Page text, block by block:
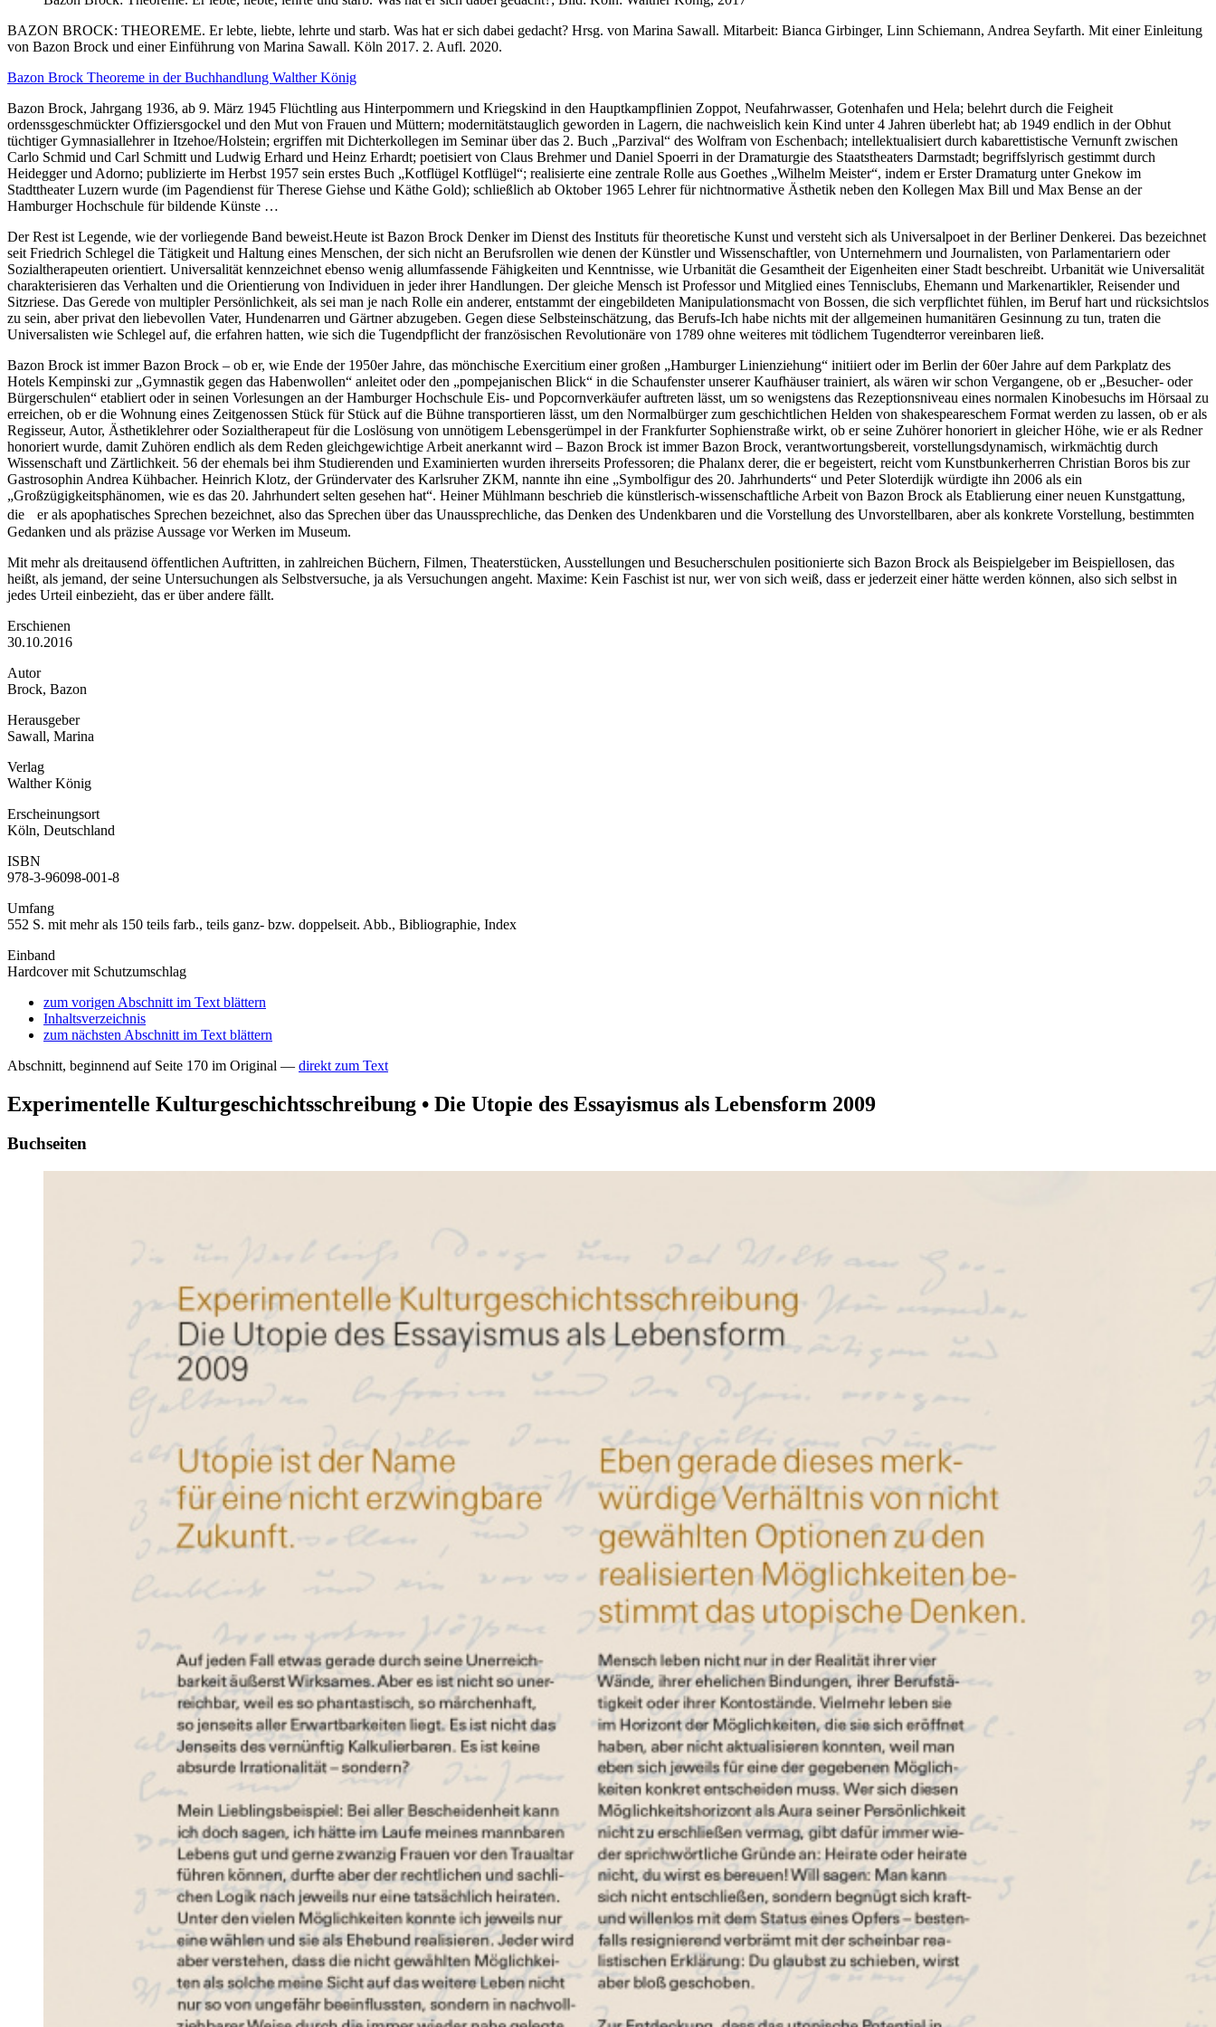
BAZON BROCK: THEOREME. Er lebte, liebte, lehrte und starb. Was hat er sich dabei gedacht? Hrsg. von Marina Sawall. Mitarbeit: Bianca Girbinger, Linn Schiemann, Andrea Seyfarth. Mit einer Einleitung
von Bazon Brock und einer Einführung von Marina Sawall. Köln 2017. 2. Aufl. 2020.
Bazon Brock Theoreme in der Buchhandlung Walther König
Bazon Brock, Jahrgang 1936, ab 9. März 1945 Flüchtling aus Hinterpommern und Kriegskind in den Hauptkampflinien Zoppot, Neufahrwasser, Gotenhafen und Hela; belehrt durch die Feigheit
ordenssgeschmückter Offiziersgockel und den Mut von Frauen und Müttern; modernitätstauglich geworden in Lagern, die nachweislich kein Kind unter 4 Jahren überlebt hat; ab 1949 endlich in der Obhut
tüchtiger Gymnasiallehrer in Itzehoe/Holstein; ergriffen mit Dichterkollegen im Seminar über das 2. Buch „Parzival“ des Wolfram von Eschenbach; intellektualisiert durch kabarettistische Vernunft zwischen
Carlo Schmid und Carl Schmitt und Ludwig Erhard und Heinz Erhardt; poetisiert von Claus Brehmer und Daniel Spoerri in der Dramaturgie des Staatstheaters Darmstadt; begriffslyrisch gestimmt durch
Heidegger und Adorno; publizierte im Herbst 1957 sein erstes Buch „Kotflügel Kotflügel“; realisierte eine zentrale Rolle aus Goethes „Wilhelm Meister“, indem er Erster Dramaturg unter Gnekow im
Stadttheater Luzern wurde (im Pagendienst für Therese Giehse und Käthe Gold); schließlich ab Oktober 1965 Lehrer für nichtnormative Ästhetik neben den Kollegen Max Bill und Max Bense an der
Hamburger Hochschule für bildende Künste …
Der Rest ist Legende, wie der vorliegende Band beweist.Heute ist Bazon Brock Denker im Dienst des Instituts für theoretische Kunst und versteht sich als Universalpoet in der Berliner Denkerei. Das bezeichnet
seit Friedrich Schlegel die Tätigkeit und Haltung eines Menschen, der sich nicht an Berufsrollen wie denen der Künstler und Wissenschaftler, von Unternehmern und Journalisten, von Parlamentariern oder
Sozialtherapeuten orientiert. Universalität kennzeichnet ebenso wenig allumfassende Fähigkeiten und Kenntnisse, wie Urbanität die Gesamtheit der Eigenheiten einer Stadt beschreibt. Urbanität wie Universalität
charakterisieren das Verhalten und die Orientierung von Individuen in jeder ihrer Handlungen. Der gleiche Mensch ist Professor und Mitglied eines Tennisclubs, Ehemann und Markenartikler, Reisender und
Sitzriese. Das Gerede von multipler Persönlichkeit, als sei man je nach Rolle ein anderer, entstammt der eingebildeten Manipulationsmacht von Bossen, die sich verpflichtet fühlen, im Beruf hart und rücksichtslos
zu sein, aber privat den liebevollen Vater, Hundenarren und Gärtner abzugeben. Gegen diese Selbsteinschätzung, das Berufs-Ich habe nichts mit der allgemeinen humanitären Gesinnung zu tun, traten die
Universalisten wie Schlegel auf, die erfahren hatten, wie sich die Tugendpflicht der französischen Revolutionäre von 1789 ohne weiteres mit tödlichem Tugendterror vereinbaren ließ.
Bazon Brock ist immer Bazon Brock – ob er, wie Ende der 1950er Jahre, das mönchische Exercitium einer großen „Hamburger Linienziehung“ initiiert oder im Berlin der 60er Jahre auf dem Parkplatz des
Hotels Kempinski zur „Gymnastik gegen das Habenwollen“ anleitet oder den „pompejanischen Blick“ in die Schaufenster unserer Kaufhäuser trainiert, als wären wir schon Vergangene, ob er „Besucher- oder
Bürgerschulen“ etabliert oder in seinen Vorlesungen an der Hamburger Hochschule Eis- und Popcornverkäufer auftreten lässt, um so wenigstens das Rezeptionsniveau eines normalen Kinobesuchs im Hörsaal zu
erreichen, ob er die Wohnung eines Zeitgenossen Stück für Stück auf die Bühne transportieren lässt, um den Normalbürger zum geschichtlichen Helden von shakespeareschem Format werden zu lassen, ob er als
Regisseur, Autor, Ästhetiklehrer oder Sozialtherapeut für die Loslösung von unnötigem Lebensgerümpel in der Frankfurter Sophienstraße wirkt, ob er seine Zuhörer honoriert in gleicher Höhe, wie er als Redner
honoriert wurde, damit Zuhören endlich als dem Reden gleichgewichtige Arbeit anerkannt wird – Bazon Brock ist immer Bazon Brock, verantwortungsbereit, vorstellungsdynamisch, wirkmächtig durch
Wissenschaft und Zärtlichkeit. 56 der ehemals bei ihm Studierenden und Examinierten wurden ihrerseits Professoren; die Phalanx derer, die er begeistert, reicht vom Kunstbunkerherren Christian Boros bis zur
Gastrosophin Andrea Kühbacher. Heinrich Klotz, der Gründervater des Karlsruher ZKM, nannte ihn eine „Symbolfigur des 20. Jahrhunderts“ und Peter Sloterdijk würdigte ihn 2006 als ein
„Großzügigkeitsphänomen, wie es das 20. Jahrhundert selten gesehen hat“. Heiner Mühlmann beschrieb die künstlerisch-wissenschaftliche Arbeit von Bazon Brock als Etablierung einer neuen Kunstgattung,
die er als apophatisches Sprechen bezeichnet, also das Sprechen über das Unaussprechliche, das Denken des Undenkbaren und die Vorstellung des Unvorstellbaren, aber als konkrete Vorstellung, bestimmten
Gedanken und als präzise Aussage vor Werken im Museum.
Mit mehr als dreitausend öffentlichen Auftritten, in zahlreichen Büchern, Filmen, Theaterstücken, Ausstellungen und Besucherschulen positionierte sich Bazon Brock als Beispielgeber im Beispiellosen, das
heißt, als jemand, der seine Untersuchungen als Selbstversuche, ja als Versuchungen angeht. Maxime: Kein Faschist ist nur, wer von sich weiß, dass er jederzeit einer hätte werden können, also sich selbst in
jedes Urteil einbezieht, das er über andere fällt.
Erschienen
30.10.2016
Autor
Brock, Bazon
Herausgeber
Sawall, Marina
Verlag
Walther König
Erscheinungsort
Köln, Deutschland
ISBN
978-3-96098-001-8
Umfang
552 S. mit mehr als 150 teils farb., teils ganz- bzw. doppelseit. Abb., Bibliographie, Index
Einband
Hardcover mit Schutzumschlag
zum vorigen Abschnitt im Text blättern
Inhaltsverzeichnis
zum nächsten Abschnitt im Text blättern
Abschnitt, beginnend auf Seite 170 im Original — direkt zum Text
Experimentelle Kulturgeschichtsschreibung • Die Utopie des Essayismus als Lebensform 2009
Buchseiten